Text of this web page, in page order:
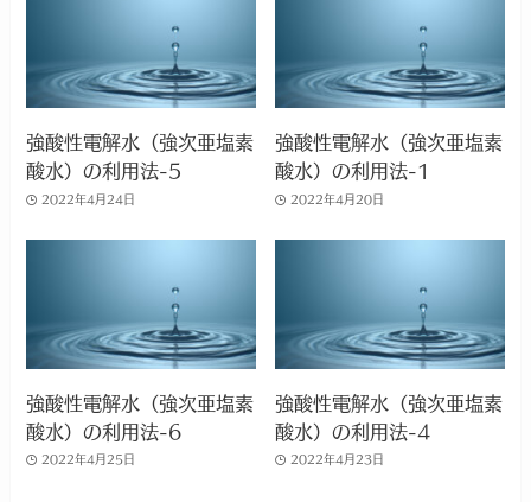
強酸性電解水（強次亜塩素
酸水）の利用法-5
2022年4月24日
強酸性電解水（強次亜塩素
酸水）の利用法-1
2022年4月20日
強酸性電解水（強次亜塩素
酸水）の利用法-6
2022年4月25日
強酸性電解水（強次亜塩素
酸水）の利用法-4
2022年4月23日